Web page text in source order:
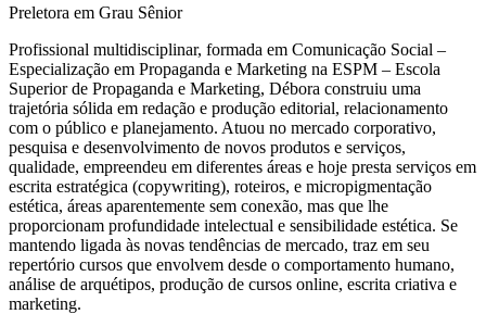
Preletora em Grau Sênior
Profissional multidisciplinar, formada em Comunicação Social –
Especialização em Propaganda e Marketing na ESPM – Escola
Superior de Propaganda e Marketing, Débora construiu uma
trajetória sólida em redação e produção editorial, relacionamento
com o público e planejamento. Atuou no mercado corporativo,
pesquisa e desenvolvimento de novos produtos e serviços,
qualidade, empreendeu em diferentes áreas e hoje presta serviços em
escrita estratégica (copywriting), roteiros, e micropigmentação
estética, áreas aparentemente sem conexão, mas que lhe
proporcionam profundidade intelectual e sensibilidade estética. Se
mantendo ligada às novas tendências de mercado, traz em seu
repertório cursos que envolvem desde o comportamento humano,
análise de arquétipos, produção de cursos online, escrita criativa e
marketing.